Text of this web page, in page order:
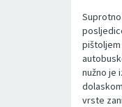
pištoljem
nužno je
vrste